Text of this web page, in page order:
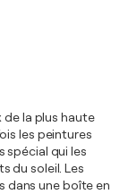
de la plus haute
les peintures
spécial qui les
du soleil. Les
dans une boîte en